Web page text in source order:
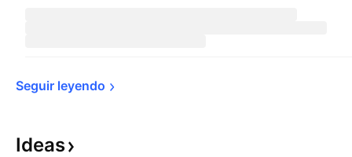
Seguir leyendo
Ideas